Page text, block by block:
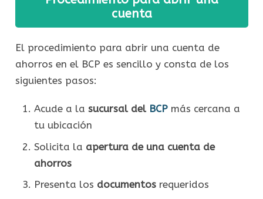
cuenta
El procedimiento para abrir una cuenta de
ahorros en el BCP es sencillo y consta de los
siguientes pasos:
Acude a la sucursal del BCPmás cercana a
tu ubicación
Solicita la apertura de una cuenta de
ahorros
Presenta los documentosrequeridos